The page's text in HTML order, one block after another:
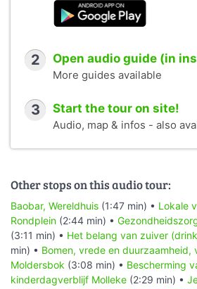
2 Open audio guide (in
More guides available
3 Start the tour on site!
Audio, map & infos - also
Other stops on this audio tour:
Baobar, Wereldhuis (1:47 min) • Lokale
Rondplein (2:44 min) •
(3:11 min) • Het belang van zuiver
min) • Bomen, vrede en duurzaamheid,
Moldersbok (3:08 min) • Bescherming
kinderdagverblijf Molleke (2:29 min) •